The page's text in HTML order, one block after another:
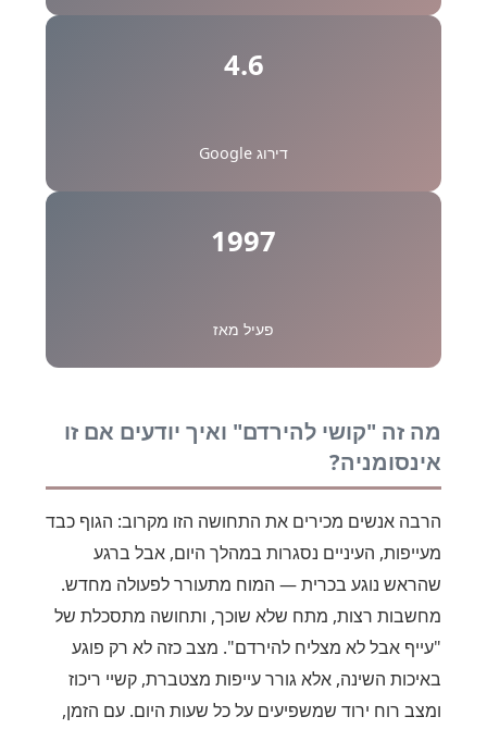
4.6
דירוג Google
1997
פעיל מאז
מה זה "קושי להירדם" ואיך יודעים אם זו
אינסומניה?
הרבה אנשים מכירים את התחושה הזו מקרוב: הגוף כבד
מעייפות, העיניים נסגרות במהלך היום, אבל ברגע
שהראש נוגע בכרית — המוח מתעורר לפעולה מחדש.
מחשבות רצות, מתח שלא שוכך, ותחושה מתסכלת של
"עייף אבל לא מצליח להירדם". מצב כזה לא רק פוגע
באיכות השינה, אלא גורר עייפות מצטברת, קשיי ריכוז
ומצב רוח ירוד שמשפיעים על כל שעות היום. עם הזמן,